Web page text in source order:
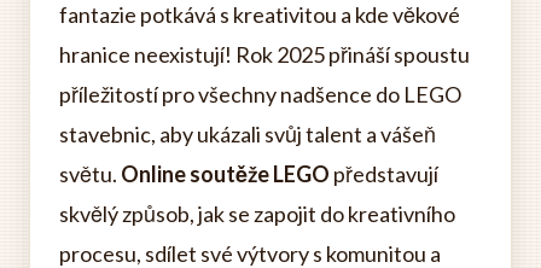
fantazie potkává s kreativitou a kde věkové
hranice neexistují! Rok 2025 přináší spoustu
příležitostí pro všechny nadšence do LEGO
stavebnic, aby ukázali svůj talent a vášeň
světu. Online soutěže LEGO představují
skvělý způsob, jak se zapojit do kreativního
procesu, sdílet své výtvory s komunitou a